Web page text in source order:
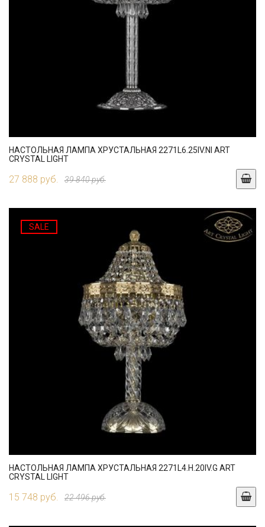
НАСТОЛЬНАЯ ЛАМПА ХРУСТАЛЬНАЯ 2271L6.25IV.NI ART
CRYSTAL LIGHT
27 888 руб. 39 840 руб.
SALE
НАСТОЛЬНАЯ ЛАМПА ХРУСТАЛЬНАЯ 2271L4.H.20IV.G ART
CRYSTAL LIGHT
15 748 руб. 22 496 руб.